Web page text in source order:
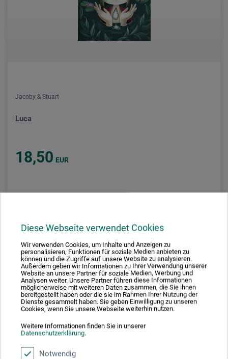
Diese Webseite verwendet Cookies
Wir verwenden Cookies, um Inhalte und Anzeigen zu
personalisieren, Funktionen für soziale Medien anbieten zu
können und die Zugriffe auf unsere Website zu analysieren.
Außerdem geben wir Informationen zu Ihrer Verwendung unserer
Website an unsere Partner für soziale Medien, Werbung und
Analysen weiter. Unsere Partner führen diese Informationen
möglicherweise mit weiteren Daten zusammen, die Sie ihnen
bereitgestellt haben oder die sie im Rahmen Ihrer Nutzung der
Dienste gesammelt haben. Sie geben Einwilligung zu unseren
Cookies, wenn Sie unsere Webseite weiterhin nutzen.
Weitere Informationen finden Sie in unserer
Datenschutzerklärung.
Notwendig
Jacoby & Stuart
Luca
18,50 EUR